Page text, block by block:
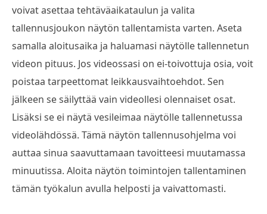
voivat asettaa tehtäväaikataulun ja valita
tallennusjoukon näytön tallentamista varten. Aseta
samalla aloitusaika ja haluamasi näytölle tallennetun
videon pituus. Jos videossasi on ei-toivottuja osia, voit
poistaa tarpeettomat leikkausvaihtoehdot. Sen
jälkeen se säilyttää vain videollesi olennaiset osat.
Lisäksi se ei näytä vesileimaa näytölle tallennetussa
videolähdössä. Tämä näytön tallennusohjelma voi
auttaa sinua saavuttamaan tavoitteesi muutamassa
minuutissa. Aloita näytön toimintojen tallentaminen
tämän työkalun avulla helposti ja vaivattomasti.